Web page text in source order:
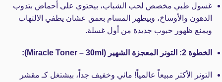
غسول طبي مخصص لحب الشباب، بيحتوي على أحماض بتدوب
الدهون والأوساخ، وبيطهر المسام بعمق عشان يطفي الالتهاب
ويمنع ظهور حبوب جديدة من أول غسلة.
الخطوة 2: التونر المعجزة الشهير (Miracle Toner – 30ml):
التونر الأكثر مبيعاً عالمياً! مائي وخفيف جداً، بيشتغل كـ مقشر